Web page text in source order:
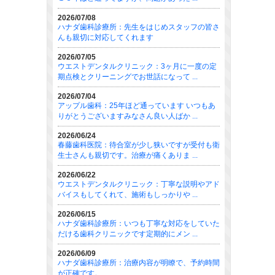
2026/07/08
ハナダ歯科診療所：先生をはじめスタッフの皆さ
んも親切に対応してくれます
2026/07/05
ウエストデンタルクリニック：3ヶ月に一度の定
期点検とクリーニングでお世話になって ...
2026/07/04
アップル歯科：25年ほど通っています いつもあ
りがとうございますみなさん良い人ばか ...
2026/06/24
春藤歯科医院：待合室が少し狭いですが受付も衛
生士さんも親切です。治療が痛くありま ...
2026/06/22
ウエストデンタルクリニック：丁寧な説明やアド
バイスもしてくれて、施術もしっかりや ...
2026/06/15
ハナダ歯科診療所：いつも丁寧な対応をしていた
だける歯科クリニックです定期的にメン ...
2026/06/09
ハナダ歯科診療所：治療内容が明瞭で、予約時間